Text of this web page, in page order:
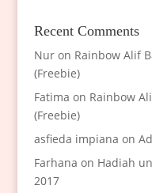
Recent Comments
Nuron Rainbow Alif
(Freebie)
Fatima on Rainbow
(Freebie)
asfieda impiana on
Farhana on Hadiah
2017